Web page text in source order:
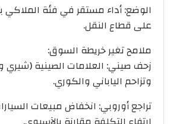
الوضع: أداء مستقر في فئة الملاكي
على قطاع النقل.
ملامح تغير خريطة السوق:
وتزاحم الياباني والكوري.
تراجع أوروبي: انخفاض مبيعات